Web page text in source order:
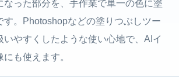
なった部分を、手作業で単一の色に塗
す。Photoshopなどの塗りつぶしツー
いやすくしたような使い心地で、AIイ
も使えます。